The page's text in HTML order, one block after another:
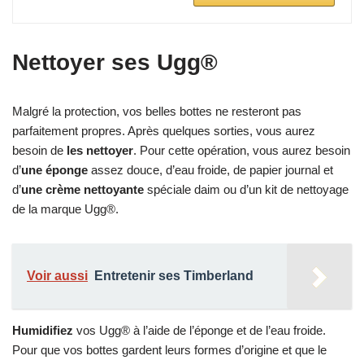
Nettoyer ses Ugg®
Malgré la protection, vos belles bottes ne resteront pas
parfaitement propres. Après quelques sorties, vous aurez
besoin de les nettoyer. Pour cette opération, vous aurez besoin
d’une éponge assez douce, d’eau froide, de papier journal et
d’une crème nettoyante spéciale daim ou d’un kit de nettoyage
de la marque Ugg®.
Voir aussi Entretenir ses Timberland
Humidifiez vos Ugg® à l’aide de l’éponge et de l’eau froide.
Pour que vos bottes gardent leurs formes d’origine et que le